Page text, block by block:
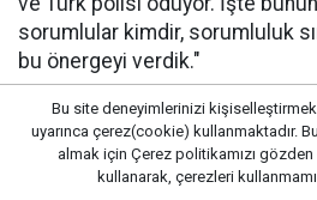
sorumlular kimdir, sorumluluk
bu önergeyi verdik."
DEM PARTİLİ ÇANDAR:
ACILAR YAŞATMIŞ
Bu site deneyimlerinizi kişiselleştirmek
uyarınca çerez(cookie) kullanmaktadır.
almak için Çerez politikamızı gözden
kullanarak, çerezleri